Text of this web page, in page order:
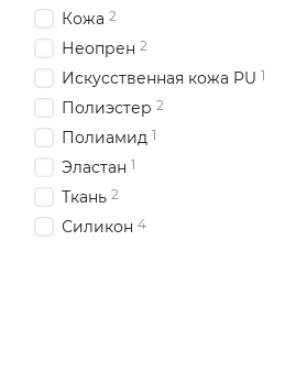
Кожа 2
Неопрен 2
Искусственная кожа PU 1
Полиэстер 2
Полиамид 1
Эластан 1
Ткань 2
Силикон 4